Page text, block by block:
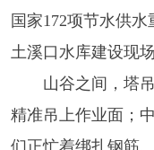
国家172项节水供
土溪口水库建设现场
山谷之间，塔
精准吊上作业面；